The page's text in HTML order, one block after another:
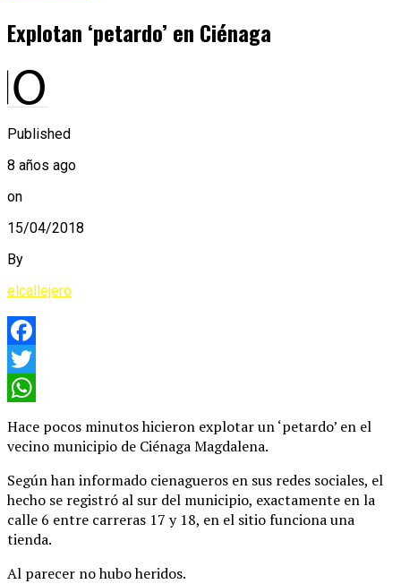
Explotan ‘petardo’ en Ciénaga
Published
8 años ago
on
15/04/2018
By
elcallejero
Facebook
Twitter
Hace pocos minutos hicieron explotar un ‘petardo’ en el
vecino municipio de Ciénaga Magdalena.
Según han informado cienagueros en sus redes sociales, el
hecho se registró al sur del municipio, exactamente en la
calle 6 entre carreras 17 y 18, en el sitio funciona una
tienda.
Al parecer no hubo heridos.